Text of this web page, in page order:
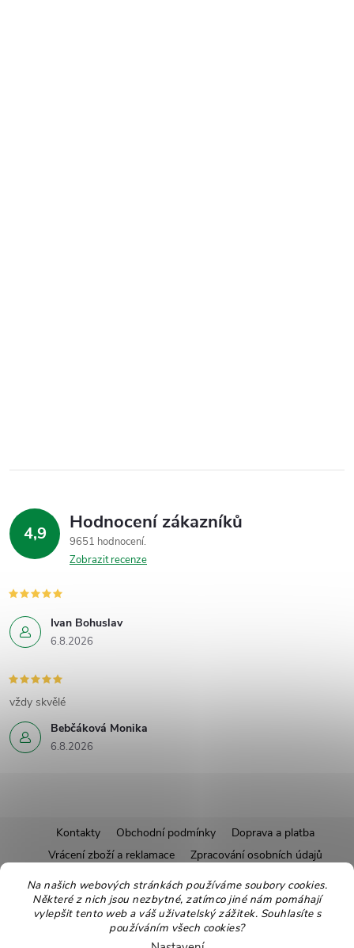
Na našich webových stránkách používáme soubory cookies.
Některé z nich jsou nezbytné, zatímco jiné nám pomáhají
vylepšit tento web a váš uživatelský zážitek. Souhlasíte s
používáním všech cookies?
4,9 Hodnocení zákazníků
9651 hodnocení
Zobrazit recenze
Ivan Bohuslav
6.8.2026
Bebčáková Monika
6.8.2026
vždy skvělé
á
Kontakty Obchodní podmínky
Doprava a platba
Vrácení zboží a reklamace
Zpracování osobních údajů
Pravidla soutěží
Affiliate program
Recepty
Pro nové dodavatele
Ekologické balení Moje objednávka